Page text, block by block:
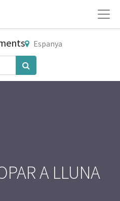
Espanya
A LLUNA